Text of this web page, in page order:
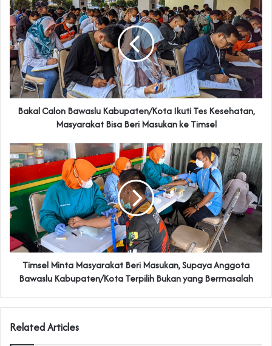
Bakal Calon Bawaslu Kabupaten/Kota Ikuti Tes Kesehatan,
Masyarakat Bisa Beri Masukan ke Timsel
Timsel Minta Masyarakat Beri Masukan, Supaya Anggota
Bawaslu Kabupaten/Kota Terpilih Bukan yang Bermasalah
Related Articles